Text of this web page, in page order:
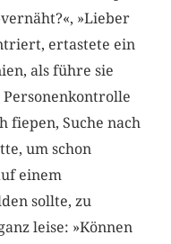
»Lieber
ertastete ein
als führe sie
fiepen, Suche nach
um schon
einem
sollte, zu
leise: »Können